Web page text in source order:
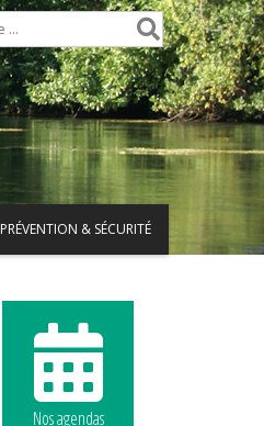
PRÉVENTION & SÉCURITÉ
Nos agendas